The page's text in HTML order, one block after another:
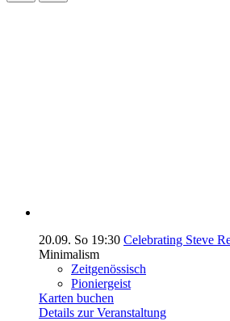
20.09. So 19:30 Celebrating Steve
Minimalism
Zeitgenössisch
Pioniergeist
Karten buchen
Details zur Veranstaltung